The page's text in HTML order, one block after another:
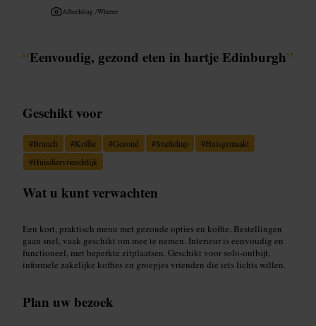
Afbeelding /Wheree
“Eenvoudig, gezond eten in hartje Edinburgh”
Geschikt voor
#Brunch #Koffie #Gezond #Snellehap #Huisgemaakt
#Huisdiervriendelijk
Wat u kunt verwachten
Een kort, praktisch menu met gezonde opties en koffie. Bestellingen
gaan snel, vaak geschikt om mee te nemen. Interieur is eenvoudig en
functioneel, met beperkte zitplaatsen. Geschikt voor solo-ontbijt,
informele zakelijke koffies en groepjes vrienden die iets lichts willen.
Plan uw bezoek